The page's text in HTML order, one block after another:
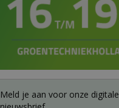
Meld je aan voor onze digitale